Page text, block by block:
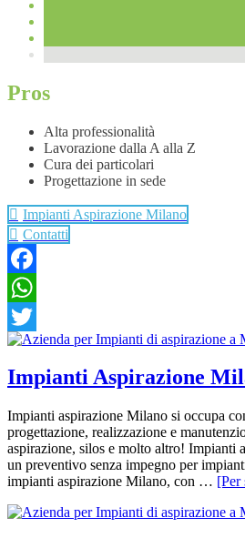
Pros
Alta professionalità
Lavorazione dalla A alla Z
Cura dei particolari
Progettazione in sede
Impianti Aspirazione Milano
Contatti
Facebook
WhatsApp
Twitter
Impianti Aspirazione
Impianti aspirazione Milano si occupa
progettazione, realizzazione e
aspirazione, silos e molto altro! Impianti
un preventivo senza impegno per
impianti aspirazione Milano, con … [Per